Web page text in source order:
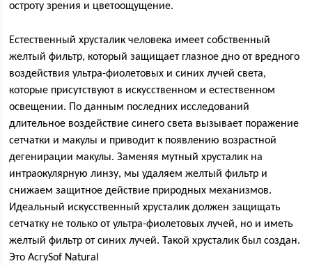
остроту зрения и цветоощущение.
Естественный хрусталик человека имеет собственный
желтый фильтр, который защищает глазное дно от вредного
воздействия ультра-фиолетовых и синих лучей света,
которые присутствуют в искусственном и естественном
освещении. По данным последних исследований
длительное воздействие синего света вызывает поражение
сетчатки и макулы и приводит к появлению возрастной
дегенирации макулы. Заменяя мутный хрусталик на
интраокулярную линзу, мы удаляем желтый фильтр и
снижаем защитное действие природных механизмов.
Идеальный искусственный хрусталик должен защищать
сетчатку не только от ультра-фиолетовых лучей, но и иметь
желтый фильтр от синих лучей. Такой хрусталик был создан.
Это AcrySof Natural